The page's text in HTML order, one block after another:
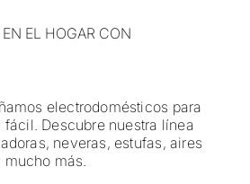
EL HOGAR CON
electrodomésticos para
Descubre nuestra línea
neveras, estufas, aires
más.